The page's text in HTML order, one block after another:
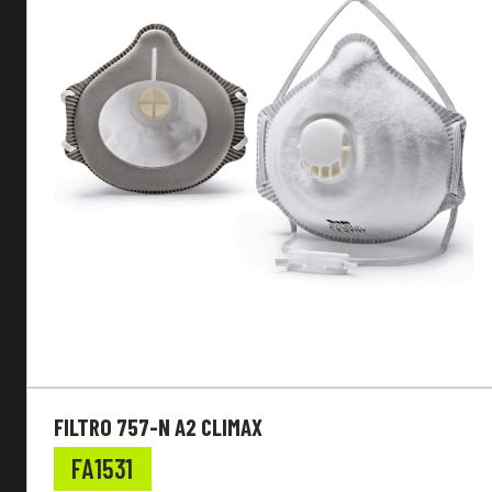
Tipologia Respiratore
FILTRO 757-N A2 CLIMAX
FA1531